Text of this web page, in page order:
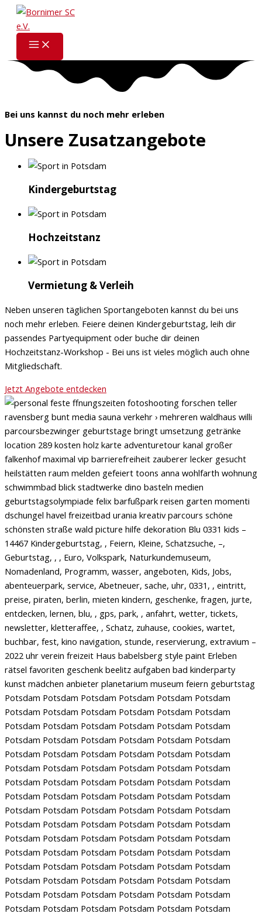
Zum
Inhalt
springen
Bei uns kannst du noch mehr erleben
Unsere Zusatzangebote
Kindergeburtstag
Hochzeitstanz
Vermietung & Verleih
Neben unseren täglichen Sportangeboten kannst du bei uns
noch mehr erleben. Feiere deinen Kindergeburtstag, leih dir
passendes Partyequipment oder buche dir deinen
Hochzeitstanz-Workshop - Bei uns ist vieles möglich auch ohne
Mitgliedschaft.
Jetzt Angebote entdecken